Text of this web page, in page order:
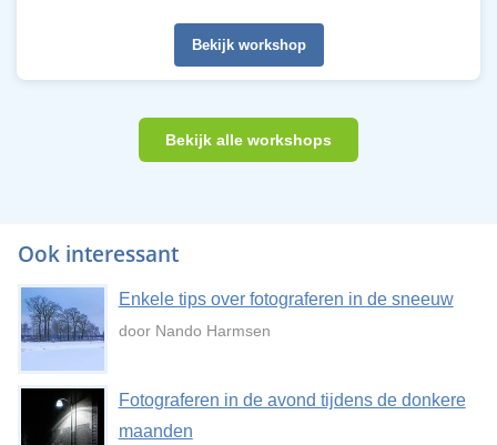
Bekijk workshop
Bekijk alle workshops
Ook interessant
Enkele tips over fotograferen in de sneeuw
door Nando Harmsen
Fotograferen in de avond tijdens de donkere
maanden